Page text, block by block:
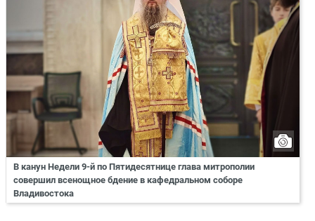
В канун Недели 9-й по Пятидесятнице глава митрополии
совершил всенощное бдение в кафедральном соборе
Владивостока